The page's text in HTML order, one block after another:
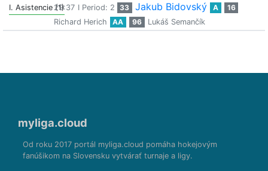
I. Asistencie (1)29:37 I Period: 2 33 Jakub Bidovský A
16
Richard Herich
AA 96 Lukáš Semančík
myliga.cloud
Od roku 2017 portál myliga.cloud pomáha hokejovým
fanúšikom na Slovensku vytvárať turnaje a ligy.